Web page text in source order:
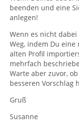
beenden und eine
anlegen!
Wenn es nicht
Weg, indem Du eine
alten Profil
mehrfach
Warte aber zuvor,
besseren Vorschlag
Gruß
Susanne